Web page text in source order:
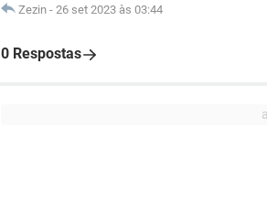
Zezin - 26 set 2023 às 03:44
0 Respostas